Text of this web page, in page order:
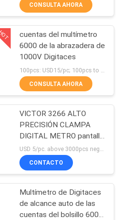
de
de
17
de
de
15
CONSULTA AHORA
cuentas del multímetro
6000 de la abrazadera de
1000V Digitaces
CONSULTA AHORA
VICTOR 3266 ALTO
PRECISIÓN CLAMPA
DIGITAL METRO pantalla
grande pantalla máxima
de 4000 palabras de
altura 15m
USD 5/pc. above 3000pcs negotiable MOQ:500
CONTACTO
Multímetro de Digitaces
de alcance auto de las
cuentas del bolsillo 6000